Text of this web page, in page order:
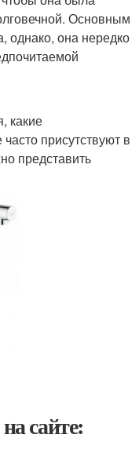
Основным
однако, она нередко
какие
присутствуют в
представить
сайте: